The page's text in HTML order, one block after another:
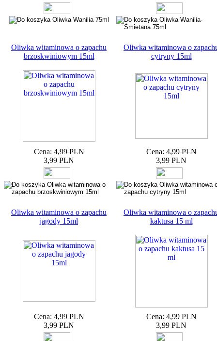
Oliwka witaminowa o zapachu
brzoskwiniowym 15ml
Cena: 4,99 PLN
3,99 PLN
Oliwka witaminowa o
cytryny 15ml
Cena: 4,99 PLN
3,99 PLN
Oliwka witaminowa o zapachu
jagody 15ml
Cena: 4,99 PLN
3,99 PLN
Oliwka witaminowa o
kaktusa 15 ml
Cena: 4,99 PLN
3,99 PLN